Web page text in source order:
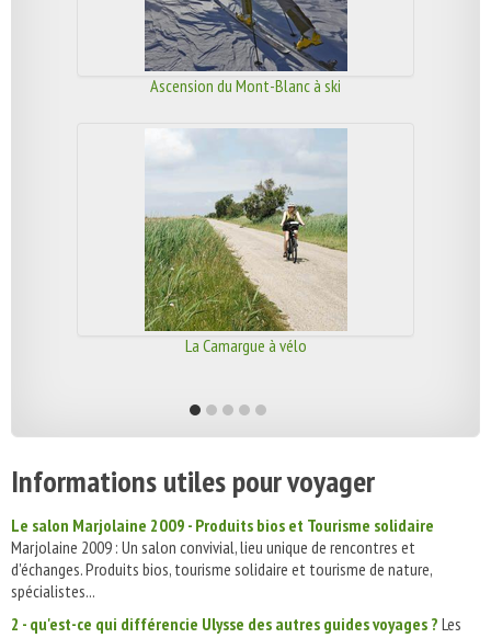
Ascension du Mont-Blanc à ski
La Camargue à vélo
Informations utiles pour voyager
Le salon Marjolaine 2009 - Produits bios et Tourisme solidaire
Marjolaine 2009 : Un salon convivial, lieu unique de rencontres et
d'échanges. Produits bios, tourisme solidaire et tourisme de nature,
spécialistes...
2 - qu'est-ce qui différencie Ulysse des autres guides voyages ? Les